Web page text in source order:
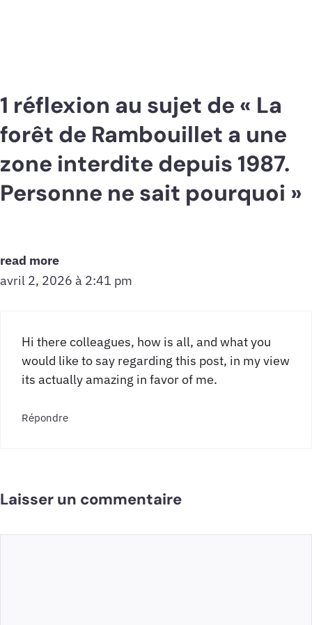
1 réflexion au sujet de « La
forêt de Rambouillet a une
zone interdite depuis 1987.
Personne ne sait pourquoi »
read more
avril 2, 2026 à 2:41 pm
Hi there colleagues, how is all, and what you
would like to say regarding this post, in my view
its actually amazing in favor of me.
Répondre
Laisser un commentaire